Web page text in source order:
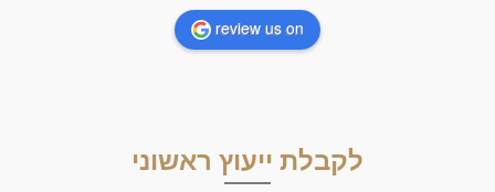
review us on
לקבלת ייעוץ ראשוני